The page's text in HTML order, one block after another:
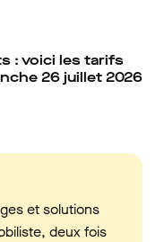
: voici les tarifs
26 juillet 2026
et solutions
deux fois